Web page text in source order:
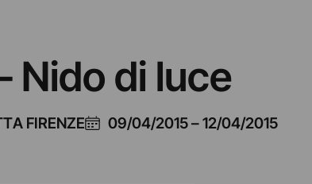
Nido di luce
FIRENZE 09/04/2015–12/04/2015